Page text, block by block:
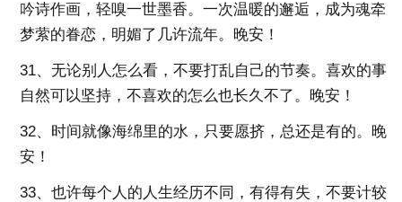
吟诗作画，轻嗅一世墨香。一次温暖的邂逅，成为魂牵
梦萦的眷恋，明媚了几许流年。晚安！
31、无论别人怎么看，不要打乱自己的节奏。喜欢的事
自然可以坚持，不喜欢的怎么也长久不了。晚安！
32、时间就像海绵里的水，只要愿挤，总还是有的。晚
安！
33、也许每个人的人生经历不同，有得有失，不要计较